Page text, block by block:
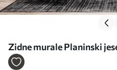
Zidne murale Planinski
snijegom na vrhovima br.